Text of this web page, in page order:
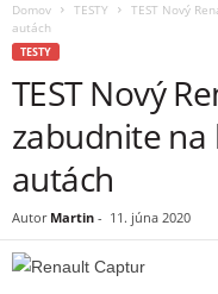
Domov TESTY
TEST Nový
autách
TESTY
TEST Nový
zabudnite na
autách
Autor Martin - 11. júna 2020